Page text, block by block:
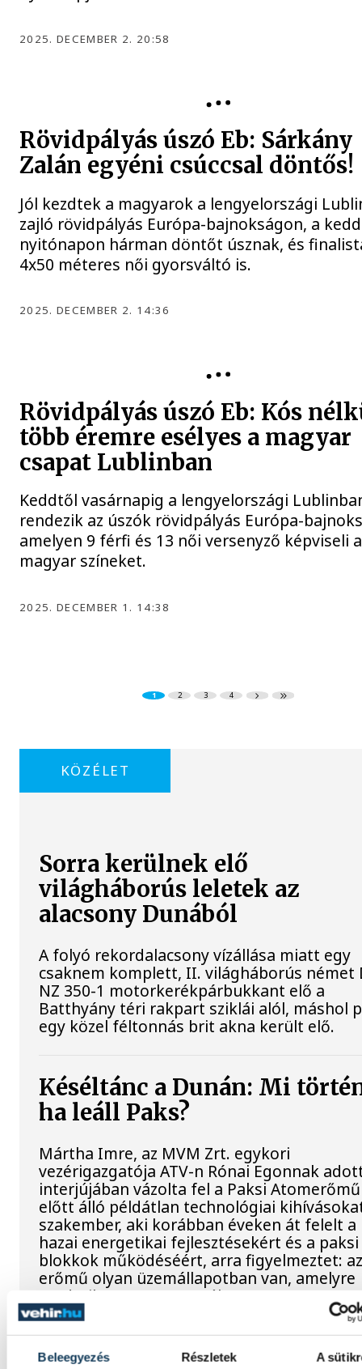
Beleegyezés Részletek A
2025. DECEMBER 2. 20:58
Rövidpályás úszó Eb: Sárkány
Zalán egyéni csúccsal döntős!
Jól kezdtek a magyarok a lengyelországi
zajló rövidpályás Európa-bajnokságon, a
nyitónapon hárman döntőt úsznak, és
4x50 méteres női gyorsváltó is.
2025. DECEMBER 2. 14:36
Rövidpályás úszó Eb: Kós
több éremre esélyes a magyar
csapat Lublinban
Keddtől vasárnapig a lengyelországi
rendezik az úszók rövidpályás Európa-
amelyen 9 férfi és 13 női versenyző képviseli a
magyar színeket.
2025. DECEMBER 1. 14:38
1 2 3 4
KÖZÉLET
Sorra kerülnek elő
világháborús leletek az
alacsony Dunából
A folyó rekordalacsony vízállása miatt egy
csaknem komplett, II. világháborús német
NZ 350-1 motorkerékpárbukkant elő a
Batthyány téri rakpart sziklái alól, máshol
egy közel féltonnás brit akna került elő.
Késéltánc a Dunán: Mi
ha leáll Paks?
Mártha Imre, az MVM Zrt. egykori
vezérigazgatója ATV-n Rónai Egonnak
interjújában vázolta fel a Paksi Atomerőmű
előtt álló példátlan technológiai
szakember, aki korábban éveken át felelt a
hazai energetikai fejlesztésekért és a paksi
blokkok működéséért, arra figyelmeztet:
erőmű olyan üzemállapotban van, amelyre
eredetileg nem tervezték.
A Tisza-frakció